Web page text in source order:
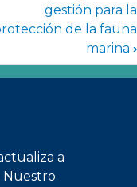
gestión para la
de la fauna
marina ›
a
Nuestro